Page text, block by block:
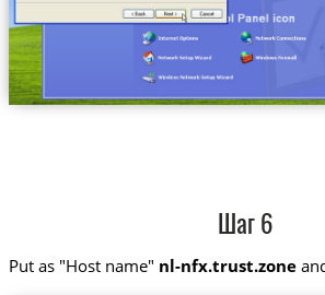
Шаг 6
Put as "Host name" nl-nfx.trust.zone